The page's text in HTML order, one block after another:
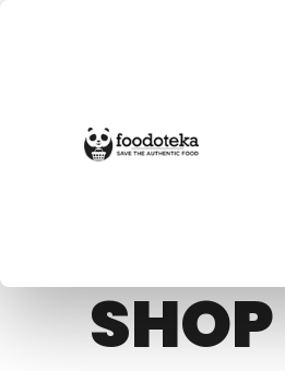
SPESA ONLINE
SHOP